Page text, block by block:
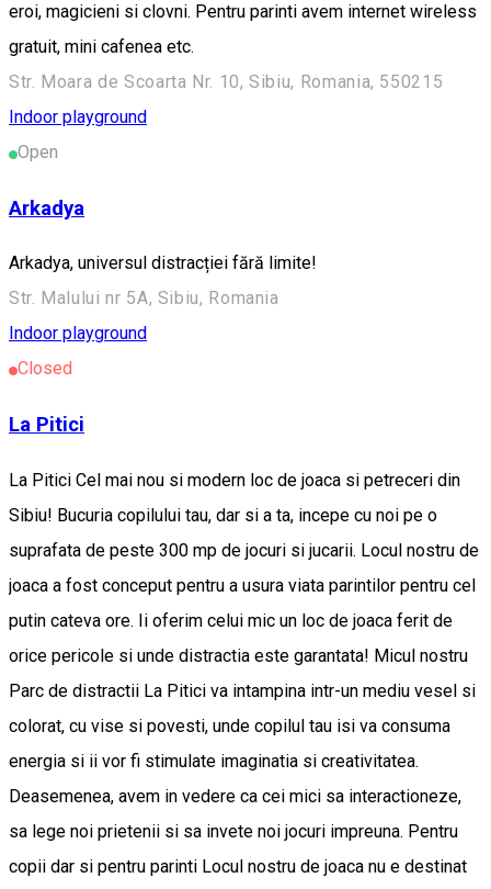
eroi, magicieni si clovni. Pentru parinti avem internet wireless
gratuit, mini cafenea etc.
Str. Moara de Scoarta Nr. 10, Sibiu, Romania, 550215
Indoor playground
Open
Arkadya
Arkadya, universul distracției fără limite!
Str. Malului nr 5A, Sibiu, Romania
Indoor playground
Closed
La Pitici
La Pitici Cel mai nou si modern loc de joaca si petreceri din
Sibiu! Bucuria copilului tau, dar si a ta, incepe cu noi pe o
suprafata de peste 300 mp de jocuri si jucarii. Locul nostru de
joaca a fost conceput pentru a usura viata parintilor pentru cel
putin cateva ore. Ii oferim celui mic un loc de joaca ferit de
orice pericole si unde distractia este garantata! Micul nostru
Parc de distractii La Pitici va intampina intr-un mediu vesel si
colorat, cu vise si povesti, unde copilul tau isi va consuma
energia si ii vor fi stimulate imaginatia si creativitatea.
Deasemenea, avem in vedere ca cei mici sa interactioneze,
sa lege noi prietenii si sa invete noi jocuri impreuna. Pentru
copii dar si pentru parinti Locul nostru de joaca nu e destinat